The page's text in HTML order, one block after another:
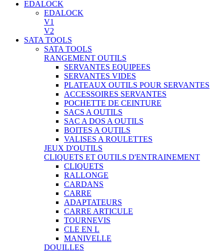
EDALOCK
EDALOCK
V1
V2
SATA TOOLS
SATA TOOLS
RANGEMENT OUTILS
SERVANTES EQUIPEES
SERVANTES VIDES
PLATEAUX OUTILS POUR SERVANTES
ACCESSOIRES SERVANTES
POCHETTE DE CEINTURE
SACS A OUTILS
SAC A DOS A OUTILS
BOITES A OUTILS
VALISES A ROULETTES
JEUX D'OUTILS
CLIQUETS ET OUTILS D'ENTRAINEMENT
CLIQUETS
RALLONGE
CARDANS
CARRE
ADAPTATEURS
CARRE ARTICULE
TOURNEVIS
CLE EN L
MANIVELLE
DOUILLES